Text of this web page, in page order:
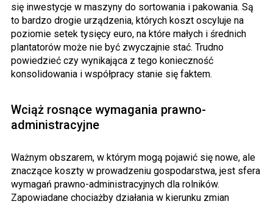
się inwestycje w maszyny do sortowania i pakowania. Są
to bardzo drogie urządzenia, których koszt oscyluje na
poziomie setek tysięcy euro, na które małych i średnich
plantatorów może nie być zwyczajnie stać. Trudno
powiedzieć czy wynikająca z tego konieczność
konsolidowania i współpracy stanie się faktem.
Wciąż rosnące wymagania prawno-
administracyjne
Ważnym obszarem, w którym mogą pojawić się nowe, ale
znaczące koszty w prowadzeniu gospodarstwa, jest sfera
wymagań prawno-administracyjnych dla rolników.
Zapowiadane chociażby działania w kierunku zmian